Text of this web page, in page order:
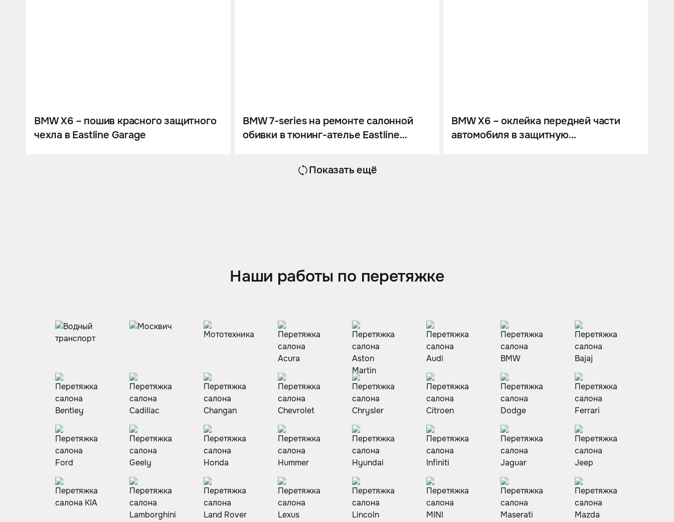
BMW X6 – пошив красного защитного
чехла в Eastline Garage
BMW 7-series на ремонте салонной
обивки в тюнинг-ателье Eastline
BMW X6 – оклейка передней части
автомобиля в защитную
Показать ещё
Наши работы по перетяжке